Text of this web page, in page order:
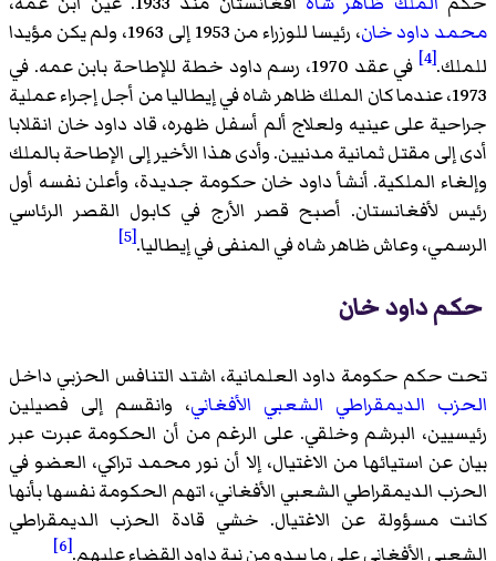
محمد داود خان
، رئيسا للوزراء من 1953 إلى 1963، ولم يكن مؤيدا
للملك.[4]
في عقد 1970، رسم داود خطة للإطاحة بابن عمه. في
1973، عندما كان الملك ظاهر شاه في إيطاليا من أجل إجراء عملية
جراحية على عينيه ولعلاج ألم أسفل ظهره، قاد داود خان انقلابا
أدى إلى مقتل ثمانية مدنيين. وأدى هذا الأخير إلى الإطاحة بالملك
وإلغاء الملكية. أنشأ داود خان حكومة جديدة، وأعلن نفسه أول
رئيس لأفغانستان. أصبح قصر الأرج في كابول القصر الرئاسي
الرسمي، وعاش ظاهر شاه في المنفى في إيطاليا.[5]
حكم داود خان
تحت حكم حكومة داود العلمانية، اشتد التنافس الحزبي داخل
الحزب الديمقراطي الشعبي الأفغاني، وانقسم إلى فصيلين
رئيسيين، البرشم وخلقي. على الرغم من أن الحكومة عبرت عبر
بيان عن استيائها من الاغتيال، إلا أن نور محمد تراكي، العضو في
الحزب الديمقراطي الشعبي الأفغاني، اتهم الحكومة نفسها بأنها
كانت مسؤولة عن الاغتيال. خشي قادة الحزب الديمقراطي
الشعبي الأفغاني على ما يبدو من نية داود القضاء عليهم.[6]